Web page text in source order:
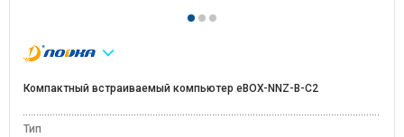
Компактный встраиваемый компьютер eBOX-NNZ-B-C2
Тип